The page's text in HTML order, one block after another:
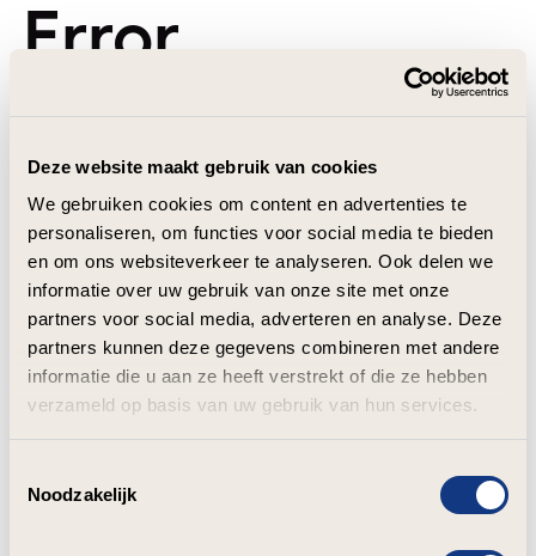
Deze website maakt gebruik van cookies
We gebruiken cookies om content en advertenties te
personaliseren, om functies voor social media te bieden
en om ons websiteverkeer te analyseren. Ook delen we
informatie over uw gebruik van onze site met onze
partners voor social media, adverteren en analyse. Deze
partners kunnen deze gegevens combineren met andere
informatie die u aan ze heeft verstrekt of die ze hebben
verzameld op basis van uw gebruik van hun services.
Noodzakelijk
Error